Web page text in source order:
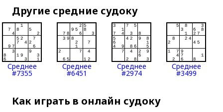
Другие средние судоку
Среднее
#7355
Среднее
#6451
Среднее
#2974
Среднее
#3499
Как играть в онлайн судоку